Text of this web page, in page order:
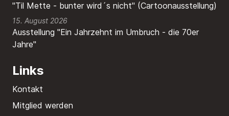
"Til Mette - bunter wird´s nicht" (Cartoonausstellung)
15. August 2026
Ausstellung "Ein Jahrzehnt im Umbruch - die 70er
Jahre"
Links
Kontakt
Mitglied werden